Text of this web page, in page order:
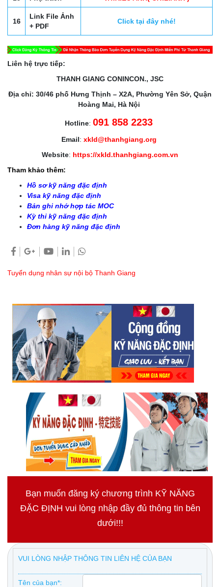
16
Link File Ảnh
+ PDF
Click tại đây nhé!
Liên hệ trực tiếp:
THANH GIANG CONINCON., JSC
Địa chỉ: 30/46 phố Hưng Thịnh – X2A, Phường Yên Sở, Quận
Hoàng Mai, Hà Nội
Hotline: 091 858 2233
Email: xkld@thanhgiang.org
Website: https://xkld.thanhgiang.com.vn
Tham khảo thêm:
Hồ sơ kỹ năng đặc định
Visa kỹ năng đặc định
Bản ghi nhớ hợp tác MOC
Kỳ thi kỹ năng đặc định
Đơn hàng kỹ năng đặc định
Tuyển dụng nhân sự nội bộ Thanh Giang
Bạn muốn đăng ký chương trình KỸ NĂNG
ĐẶC ĐỊNH vui lòng nhập đầy đủ thông tin bên
dưới!!!
VUI LÒNG NHẬP THÔNG TIN LIÊN HỆ CỦA BẠN
Tên của bạn*: